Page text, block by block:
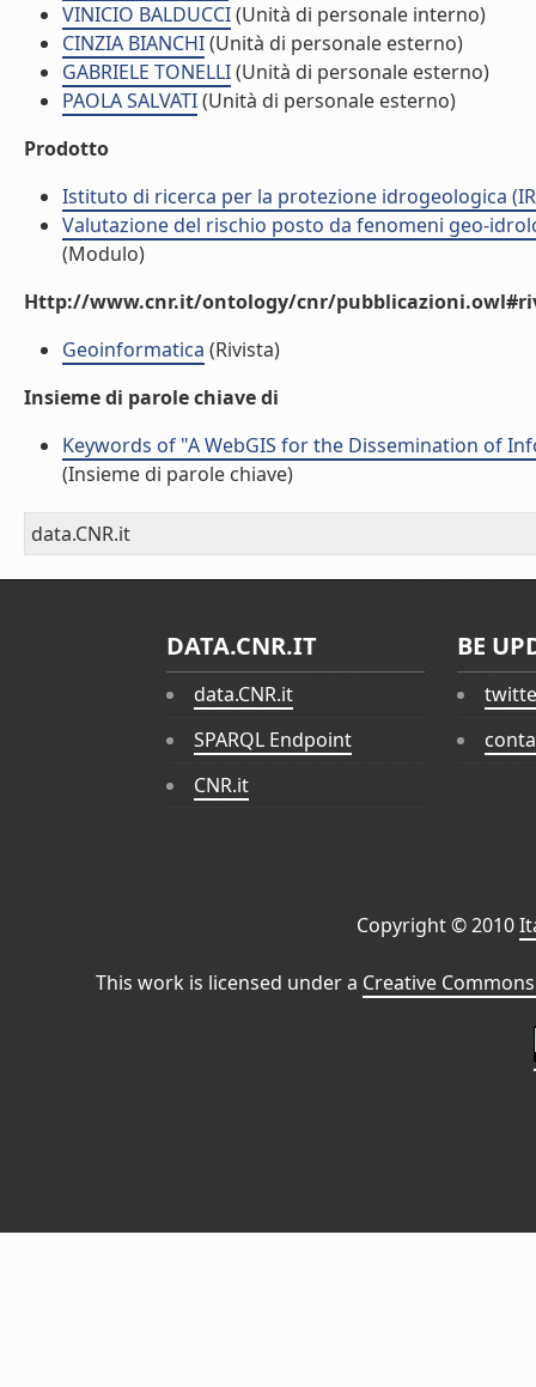
VINICIO BALDUCCI(Unità di personale interno)
CINZIA BIANCHI(Unità di personale esterno)
GABRIELE TONELLI(Unità di personale esterno)
PAOLA SALVATI(Unità di personale esterno)
Prodotto
Istituto di ricerca per la protezione idrogeologica
Valutazione del rischio posto da fenomeni geo-
(Modulo)
Http://www.cnr.it/ontology/cnr/
Geoinformatica (Rivista)
Insieme di parole chiave di
Keywords of "A WebGIS for the Dissemination of
(Insieme di parole chiave)
data.CNR.it
DATA.CNR.IT
data.CNR.it
SPARQL Endpoint
CNR.it
BE
Copyright © 2010
This work is licensed under a Creative